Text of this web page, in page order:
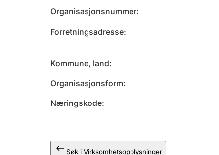
Organisasjonsnummer
Forretningsadresse
Kommune, land
Organisasjonsform
Næringskode
Søk i Virksomhetsopplysninger